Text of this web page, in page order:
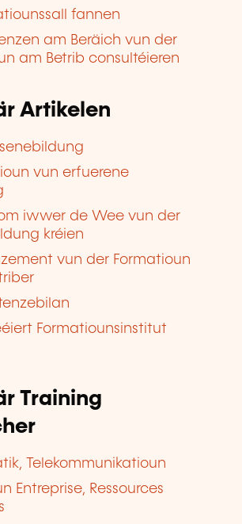
fannen
am Beräich vun der
am Betrib consultéieren
Artikelen
vun erfuerene
iwwer de Wee vun der
kréien
vun der Formatioun
Formatiounsinstitut
Training
Telekommunikatioun
Entreprise, Ressources